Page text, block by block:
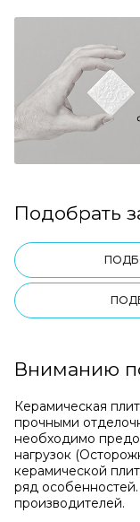
Подобрать
Вниманию
Керамическая
прочными
необходимо
нагрузок
керамической
ряд
производителей.